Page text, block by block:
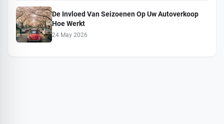
De Invloed Van Seizoenen Op Uw Autoverkoop
Hoe Werkt
24 May 2026